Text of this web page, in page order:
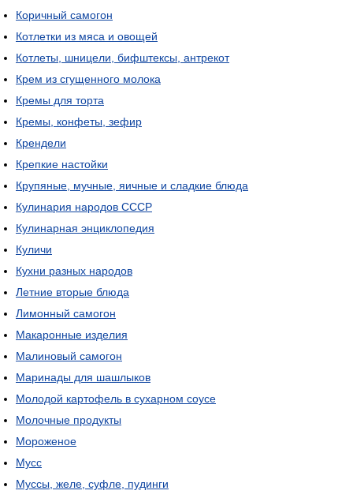
Коричный самогон
Котлетки из мяса и овощей
Котлеты, шницели, бифштексы, антрекот
Крем из сгущенного молока
Кремы для торта
Кремы, конфеты, зефир
Крендели
Крепкие настойки
Крупяные, мучные, яичные и сладкие блюда
Кулинария народов СССР
Кулинарная энциклопедия
Куличи
Кухни разных народов
Летние вторые блюда
Лимонный самогон
Макаронные изделия
Малиновый самогон
Маринады для шашлыков
Молодой картофель в сухарном соусе
Молочные продукты
Мороженое
Мусс
Муссы, желе, суфле, пудинги